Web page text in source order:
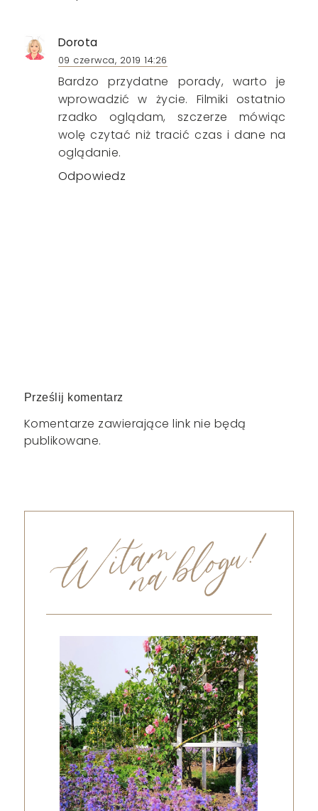
Dorota
09 czerwca, 2019 14:26
Bardzo przydatne porady, warto je
wprowadzić w życie. Filmiki ostatnio
rzadko oglądam, szczerze mówiąc
wolę czytać niż tracić czas i dane na
oglądanie.
Odpowiedz
Prześlij komentarz
Komentarze zawierające link nie będą
publikowane.